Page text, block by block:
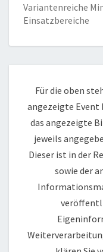
Variantenreiche
Einsatzbereiche
Für die oben
angezeigte Event
das angezeigte
jeweils
Dieser ist in der
sowie der